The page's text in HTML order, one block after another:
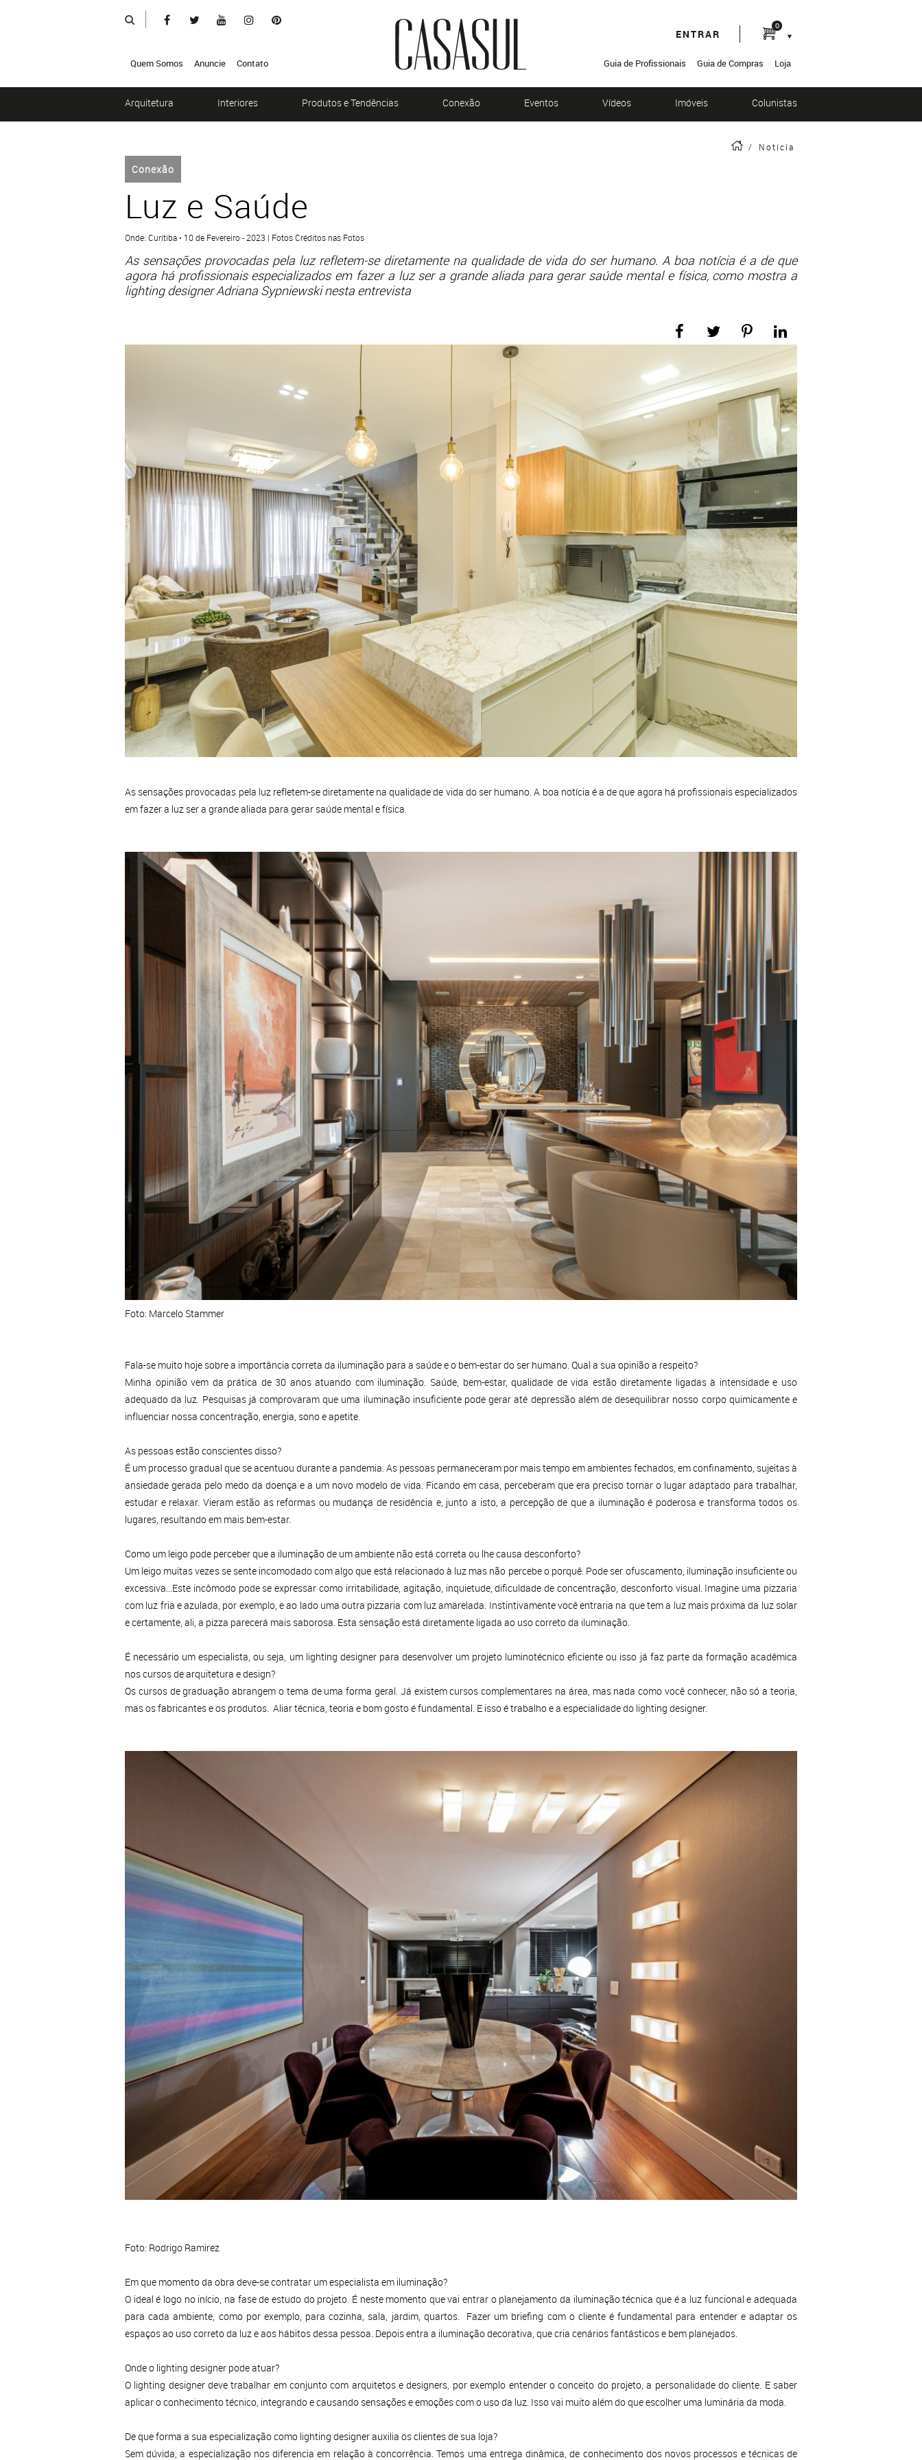
0
ENTRAR
Quem Somos Anuncie Contato Guia de Profissionais Guia de Compras Loja
Arquitetura Interiores Produtos e Tendências Conexão Eventos Vídeos Imóveis Colunistas
/ Notícia
Conexão
Luz e Saúde
Onde: Curitiba • 10 de Fevereiro - 2023 | Fotos Créditos nas Fotos
As sensações provocadas pela luz refletem-se diretamente na qualidade de vida do ser humano. A boa notícia é a de que
agora há profissionais especializados em fazer a luz ser a grande aliada para gerar saúde mental e física, como mostra a
lighting designer Adriana Sypniewski nesta entrevista
As sensações provocadas pela luz refletem-se diretamente na qualidade de vida do ser humano. A boa notícia é a de que agora há profissionais especializados
em fazer a luz ser a grande aliada para gerar saúde mental e física.
Foto: Marcelo Stammer
Fala-se muito hoje sobre a importância correta da iluminação para a saúde e o bem-estar do ser humano. Qual a sua opinião a respeito?
Minha opinião vem da prática de 30 anos atuando com iluminação. Saúde, bem-estar, qualidade de vida estão diretamente ligadas à intensidade e uso
adequado da luz. Pesquisas já comprovaram que uma iluminação insuficiente pode gerar até depressão além de desequilibrar nosso corpo quimicamente e
influenciar nossa concentração, energia, sono e apetite.
As pessoas estão conscientes disso?
É um processo gradual que se acentuou durante a pandemia. As pessoas permaneceram por mais tempo em ambientes fechados, em confinamento, sujeitas à
ansiedade gerada pelo medo da doença e a um novo modelo de vida. Ficando em casa, perceberam que era preciso tornar o lugar adaptado para trabalhar,
estudar e relaxar. Vieram estão as reformas ou mudança de residência e, junto a isto, a percepção de que a iluminação é poderosa e transforma todos os
lugares, resultando em mais bem-estar.
Como um leigo pode perceber que a iluminação de um ambiente não está correta ou lhe causa desconforto?
Um leigo muitas vezes se sente incomodado com algo que está relacionado à luz mas não percebe o porquê. Pode ser ofuscamento, iluminação insuficiente ou
excessiva...Este incômodo pode se expressar como irritabilidade, agitação, inquietude, dificuldade de concentração, desconforto visual. Imagine uma pizzaria
com luz fria e azulada, por exemplo, e ao lado uma outra pizzaria com luz amarelada. Instintivamente você entraria na que tem a luz mais próxima da luz solar
e certamente, ali, a pizza parecerá mais saborosa. Esta sensação está diretamente ligada ao uso correto da iluminação.
É necessário um especialista, ou seja, um lighting designer para desenvolver um projeto luminotécnico eficiente ou isso já faz parte da formação acadêmica
nos cursos de arquitetura e design?
Os cursos de graduação abrangem o tema de uma forma geral. Já existem cursos complementares na área, mas nada como você conhecer, não só a teoria,
mas os fabricantes e os produtos. Aliar técnica, teoria e bom gosto é fundamental. E isso é trabalho e a especialidade do lighting designer.
Foto: Rodrigo Ramirez
Em que momento da obra deve-se contratar um especialista em iluminação?
O ideal é logo no início, na fase de estudo do projeto. É neste momento que vai entrar o planejamento da iluminação técnica que é a luz funcional e adequada
para cada ambiente, como por exemplo, para cozinha, sala, jardim, quartos. Fazer um briefing com o cliente é fundamental para entender e adaptar os
espaços ao uso correto da luz e aos hábitos dessa pessoa. Depois entra a iluminação decorativa, que cria cenários fantásticos e bem planejados.
Onde o lighting designer pode atuar?
O lighting designer deve trabalhar em conjunto com arquitetos e designers, por exemplo entender o conceito do projeto, a personalidade do cliente. E saber
aplicar o conhecimento técnico, integrando e causando sensações e emoções com o uso da luz. Isso vai muito além do que escolher uma luminária da moda.
De que forma a sua especialização como lighting designer auxilia os clientes de sua loja?
Sem dúvida, a especialização nos diferencia em relação à concorrência. Temos uma entrega dinâmica, de conhecimento dos novos processos e técnicas de